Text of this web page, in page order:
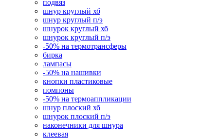
подвяз
шнур круглый хб
шнур круглый п/э
шнурок круглый хб
шнурок круглый п/э
-50% на термотрансферы
бирка
лампасы
-50% на нашивки
кнопки пластиковые
помпоны
-50% на термоаппликации
шнур плоский хб
шнурок плоский п/э
наконечники для шнура
клеевая